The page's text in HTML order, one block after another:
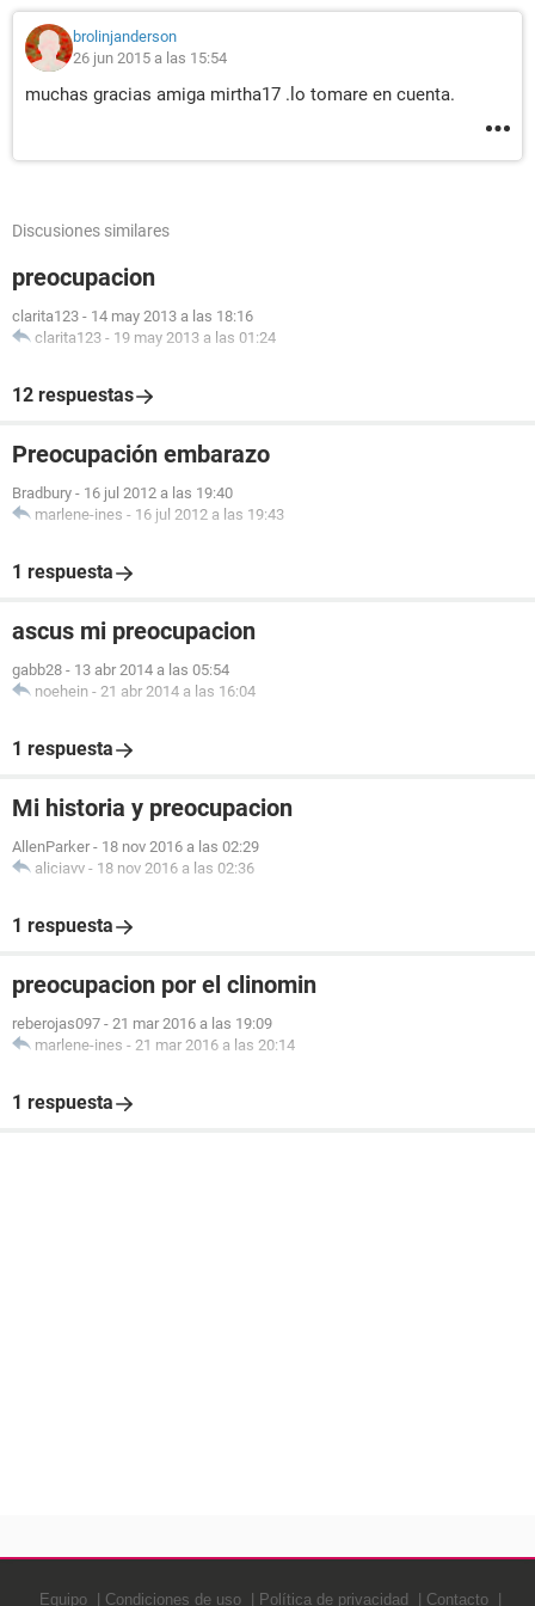
brolinjanderson
26 jun 2015 a las 15:54
muchas gracias amiga mirtha17 .lo tomare en cuenta.
Discusiones similares
preocupacion
clarita123 - 14 may 2013 a las 18:16
clarita123 - 19 may 2013 a las 01:24
12 respuestas
Preocupación embarazo
Bradbury - 16 jul 2012 a las 19:40
marlene-ines - 16 jul 2012 a las 19:43
1 respuesta
ascus mi preocupacion
gabb28 - 13 abr 2014 a las 05:54
noehein - 21 abr 2014 a las 16:04
1 respuesta
Mi historia y preocupacion
AllenParker - 18 nov 2016 a las 02:29
aliciavv - 18 nov 2016 a las 02:36
1 respuesta
preocupacion por el clinomin
reberojas097 - 21 mar 2016 a las 19:09
marlene-ines - 21 mar 2016 a las 20:14
1 respuesta
Equipo Condiciones de uso Política de privacidad Contacto